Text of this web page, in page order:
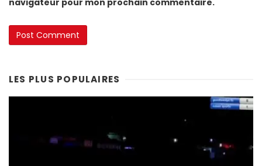
navigateur pour mon prochain commentaire.
LES PLUS POPULAIRES